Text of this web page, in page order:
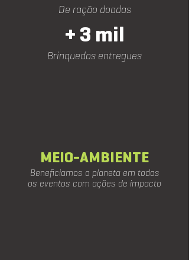
De ração doadas
+ 3 mil
Brinquedos entregues
MEIO-AMBIENTE
Beneficiamos o planeta em todos
os eventos com ações de impacto